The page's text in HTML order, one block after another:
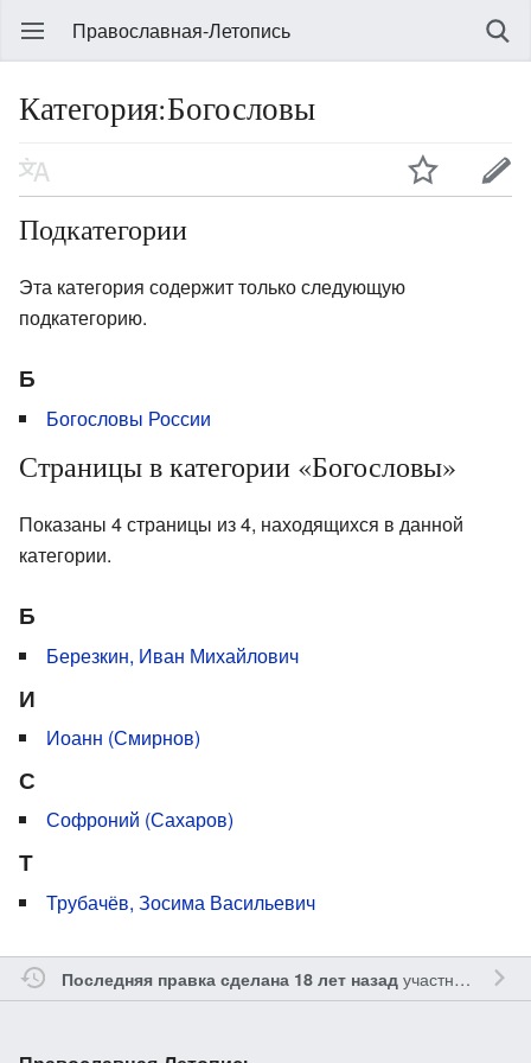
Православная-Летопись
Категория:Богословы
Подкатегории
Эта категория содержит только следующую
подкатегорию.
Б
Богословы России
Страницы в категории «Богословы»
Показаны 4 страницы из 4, находящихся в данной
категории.
Б
Березкин, Иван Михайлович
И
Иоанн (Смирнов)
С
Софроний (Сахаров)
Т
Трубачёв, Зосима Васильевич
Последняя правка сделана 18 лет назадучастником Gleb